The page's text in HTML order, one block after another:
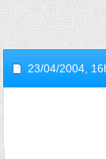
23/04/2004,